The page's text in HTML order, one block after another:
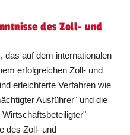
des Zoll- und
das auf dem internationalen
erfolgreichen Zoll- und
erleichterte Verfahren wie
Ausführer" und die
des Zoll- und